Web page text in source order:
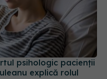
explică rolul